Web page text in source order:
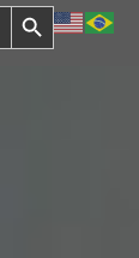
Search Button